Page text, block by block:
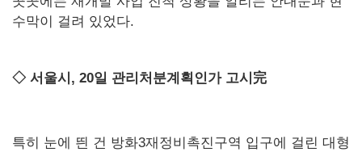
수막이 걸려 있었다.
◇ 서울시, 20일 관리처분계획인가 고시完
특히 눈에 띈 건 방화3재정비촉진구역 입구에 걸린 대형